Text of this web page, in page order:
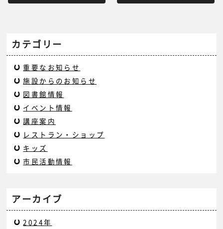
カテゴリー
重要なお知らせ
施設からのお知らせ
図書館情報
イベント情報
講座案内
レストラン・ショップ
キッズ
市民活動情報
アーカイブ
2024年